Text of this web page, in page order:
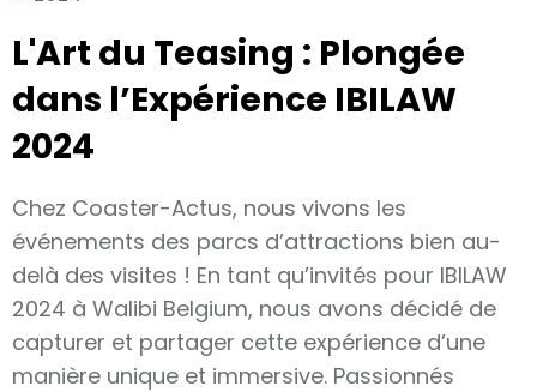
L'Art du Teasing : Plongée
dans l’Expérience IBILAW
2024
Chez Coaster-Actus, nous vivons les
événements des parcs d’attractions bien au-
delà des visites ! En tant qu’invités pour IBILAW
2024 à Walibi Belgium, nous avons décidé de
capturer et partager cette expérience d’une
manière unique et immersive. Passionnés